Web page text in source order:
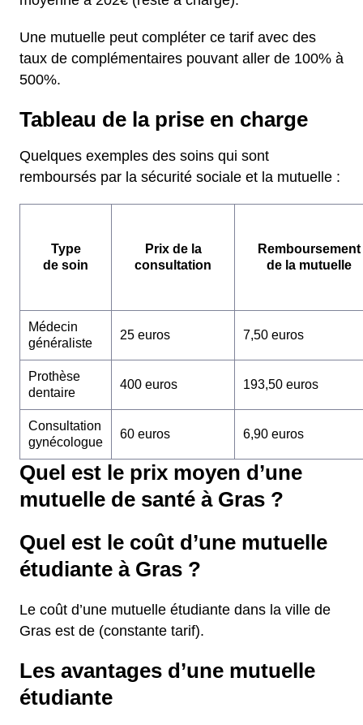
Une mutuelle peut compléter ce tarif avec des
taux de complémentaires pouvant aller de 100% à
500%.
Tableau de la prise en charge
Quelques exemples des soins qui sont
remboursés par la sécurité sociale et la mutuelle :
Type
de soin
Prix de la
consultation
Remboursement
de la mutuelle
Médecin
généraliste
25 euros 7,50 euros
Prothèse
dentaire
400 euros 193,50 euros
Consultation
gynécologue
60 euros 6,90 euros
Quel est le prix moyen d’une
mutuelle de santé à Gras ?
Quel est le coût d’une mutuelle
étudiante à Gras ?
Le coût d’une mutuelle étudiante dans la ville de
Gras est de (constante tarif).
Les avantages d’une mutuelle
étudiante